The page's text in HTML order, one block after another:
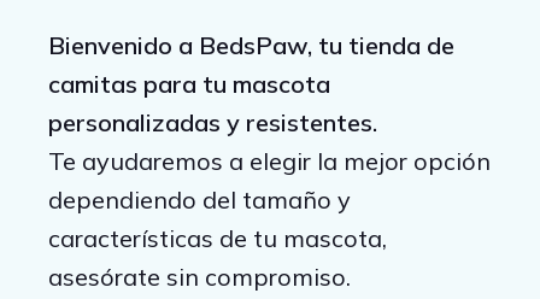
Bienvenido a BedsPaw, tu tienda de
camitas para tu mascota
personalizadas y resistentes.
Te ayudaremos a elegir la mejor opción
dependiendo del tamaño y
características de tu mascota,
asesórate sin compromiso.